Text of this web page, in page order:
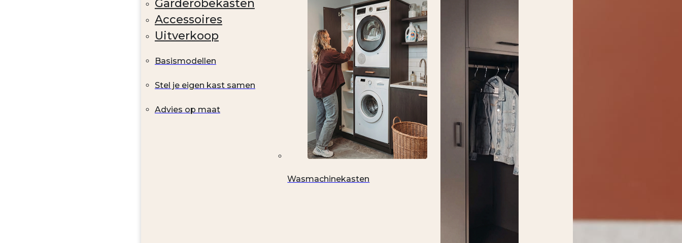
Garderobekasten
Accessoires
Uitverkoop
Basismodellen
Stel je eigen kast samen
Advies op maat
Wasmachinekasten